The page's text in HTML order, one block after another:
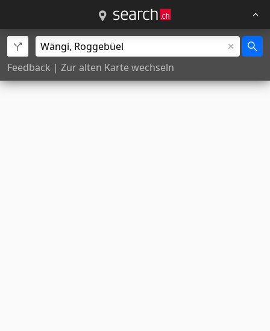
Feedback | Zur alten Karte wechseln